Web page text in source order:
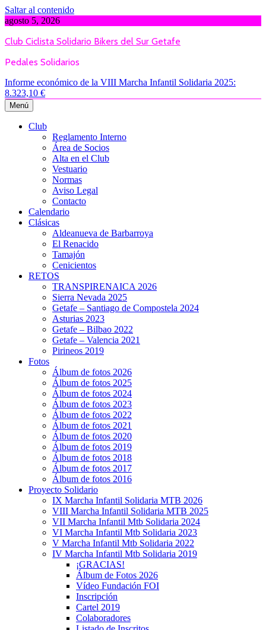
Saltar al contenido
agosto 5, 2026
Club Ciclista Solidario Bikers del Sur Getafe
Pedales Solidarios
Informe económico de la VIII Marcha Infantil Solidaria 2025:
8.323,10 €
Menú
Club
Reglamento Interno
Área de Socios
Alta en el Club
Vestuario
Normas
Aviso Legal
Contacto
Calendario
Clásicas
Aldeanueva de Barbarroya
El Renacido
Tamajón
Cenicientos
RETOS
TRANSPIRENAICA 2026
Sierra Nevada 2025
Getafe – Santiago de Compostela 2024
Asturias 2023
Getafe – Bilbao 2022
Getafe – Valencia 2021
Pirineos 2019
Fotos
Álbum de fotos 2026
Álbum de fotos 2025
Álbum de fotos 2024
Álbum de fotos 2023
Álbum de fotos 2022
Álbum de fotos 2021
Álbum de fotos 2020
Álbum de fotos 2019
Álbum de fotos 2018
Álbum de fotos 2017
Álbum de fotos 2016
Proyecto Solidario
IX Marcha Infantil Solidaria MTB 2026
VIII Marcha Infantil Solidaria MTB 2025
VII Marcha Infantil Mtb Solidaria 2024
VI Marcha Infantil Mtb Solidaria 2023
V Marcha Infantil Mtb Solidaria 2022
IV Marcha Infantil Mtb Solidaria 2019
¡GRACIAS!
Álbum de Fotos 2026
Vídeo Fundación FOI
Inscripción
Cartel 2019
Colaboradores